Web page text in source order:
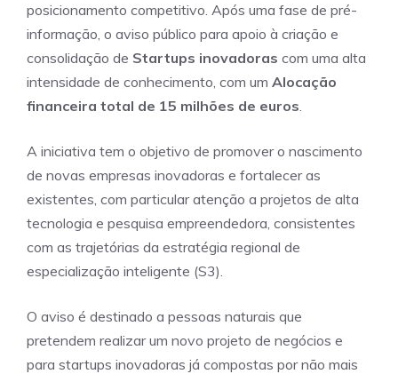
posicionamento competitivo. Após uma fase de pré-
informação, o aviso público para apoio à criação e
consolidação de Startups inovadoras com uma alta
intensidade de conhecimento, com um Alocação
financeira total de 15 milhões de euros.
A iniciativa tem o objetivo de promover o nascimento
de novas empresas inovadoras e fortalecer as
existentes, com particular atenção a projetos de alta
tecnologia e pesquisa empreendedora, consistentes
com as trajetórias da estratégia regional de
especialização inteligente (S3).
O aviso é destinado a pessoas naturais que
pretendem realizar um novo projeto de negócios e
para startups inovadoras já compostas por não mais